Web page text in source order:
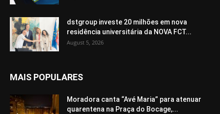
dstgroup investe 20 milhões em nova
residência universitária da NOVA FCT...
August 5, 2026
MAIS POPULARES
Moradora canta “Avé Maria” para atenuar
quarentena na Praça do Bocage,...